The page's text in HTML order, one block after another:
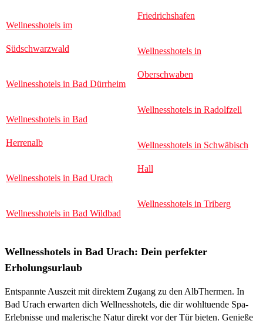
Wellnesshotels im
Südschwarzwald
Wellnesshotels in Bad Dürrheim
Wellnesshotels in Bad
Herrenalb
Wellnesshotels in Bad Urach
Wellnesshotels in Bad Wildbad
Friedrichshafen
Wellnesshotels in
Oberschwaben
Wellnesshotels in Radolfzell
Wellnesshotels in Schwäbisch
Hall
Wellnesshotels in Triberg
Wellnesshotels in Bad Urach: Dein perfekter
Erholungsurlaub
Entspannte Auszeit mit direktem Zugang zu den AlbThermen. In
Bad Urach erwarten dich Wellnesshotels, die dir wohltuende Spa-
Erlebnisse und malerische Natur direkt vor der Tür bieten. Genieße